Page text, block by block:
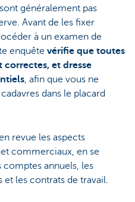
généralement pas
Avant de les fixer
à un examen de
enquête vérifie que toutes
et dresse
, afin que vous ne
dans le placard
revue les aspects
commerciaux, en se
comptes annuels, les
et les contrats de travail.